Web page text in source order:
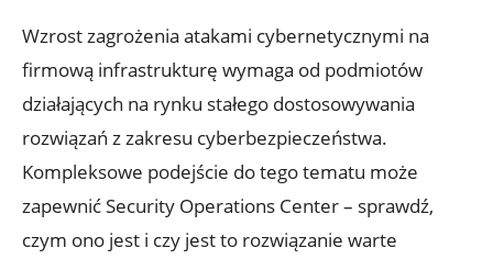
Wzrost zagrożenia atakami cybernetycznymi na
firmową infrastrukturę wymaga od podmiotów
działających na rynku stałego dostosowywania
rozwiązań z zakresu cyberbezpieczeństwa.
Kompleksowe podejście do tego tematu może
zapewnić Security Operations Center – sprawdź,
czym ono jest i czy jest to rozwiązanie warte